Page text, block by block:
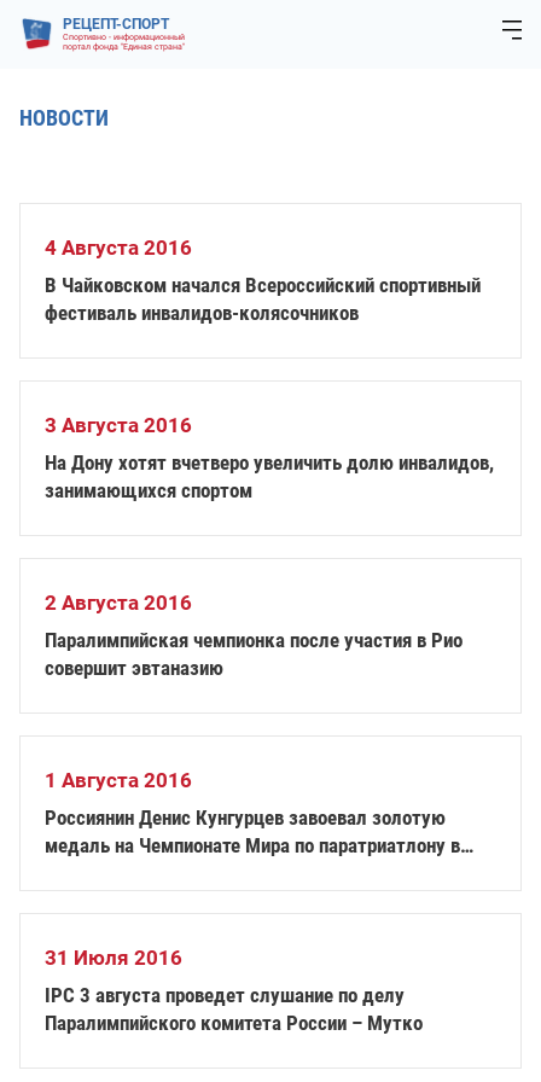
РЕЦЕПТ-СПОРТ
Спортивно - информационный
портал фонда "Единая страна"
НОВОСТИ
4 Августа 2016
В Чайковском начался Всероссийский спортивный
фестиваль инвалидов-колясочников
3 Августа 2016
На Дону хотят вчетверо увеличить долю инвалидов,
занимающихся спортом
2 Августа 2016
Паралимпийская чемпионка после участия в Рио
совершит эвтаназию
1 Августа 2016
Россиянин Денис Кунгурцев завоевал золотую
медаль на Чемпионате Мира по паратриатлону в
31 Июля 2016
IPC 3 августа проведет слушание по делу
Паралимпийского комитета России – Мутко